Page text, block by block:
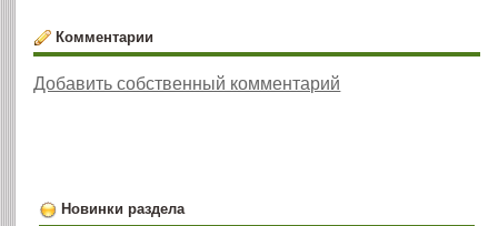
Комментарии
Добавить собственный комментарий
Новинки раздела